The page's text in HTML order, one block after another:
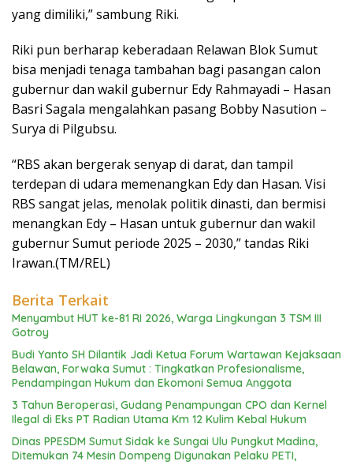
yang dimiliki,” sambung Riki.
Riki pun berharap keberadaan Relawan Blok Sumut
bisa menjadi tenaga tambahan bagi pasangan calon
gubernur dan wakil gubernur Edy Rahmayadi – Hasan
Basri Sagala mengalahkan pasang Bobby Nasution –
Surya di Pilgubsu.
“RBS akan bergerak senyap di darat, dan tampil
terdepan di udara memenangkan Edy dan Hasan. Visi
RBS sangat jelas, menolak politik dinasti, dan bermisi
menangkan Edy – Hasan untuk gubernur dan wakil
gubernur Sumut periode 2025 – 2030,” tandas Riki
Irawan.(TM/REL)
Berita Terkait
Menyambut HUT ke-81 RI 2026, Warga Lingkungan 3 TSM III
Gotroy
Budi Yanto SH Dilantik Jadi Ketua Forum Wartawan Kejaksaan
Belawan, Forwaka Sumut : Tingkatkan Profesionalisme,
Pendampingan Hukum dan Ekomoni Semua Anggota
3 Tahun Beroperasi, Gudang Penampungan CPO dan Kernel
Ilegal di Eks PT Radian Utama Km 12 Kulim Kebal Hukum
Dinas PPESDM Sumut Sidak ke Sungai Ulu Pungkut Madina,
Ditemukan 74 Mesin Dompeng Digunakan Pelaku PETI,